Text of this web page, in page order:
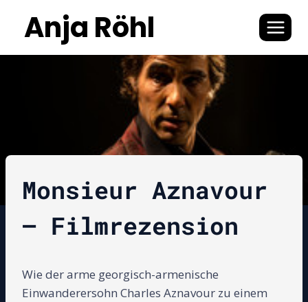
InhaltAnja Röhl
Monsieur Aznavour
– Filmrezension
Wie der arme georgisch-armenische
Einwanderersohn Charles Aznavour zu einem